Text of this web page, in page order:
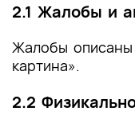
2.1 Жалобы и
Жалобы описаны
картина».
2.2